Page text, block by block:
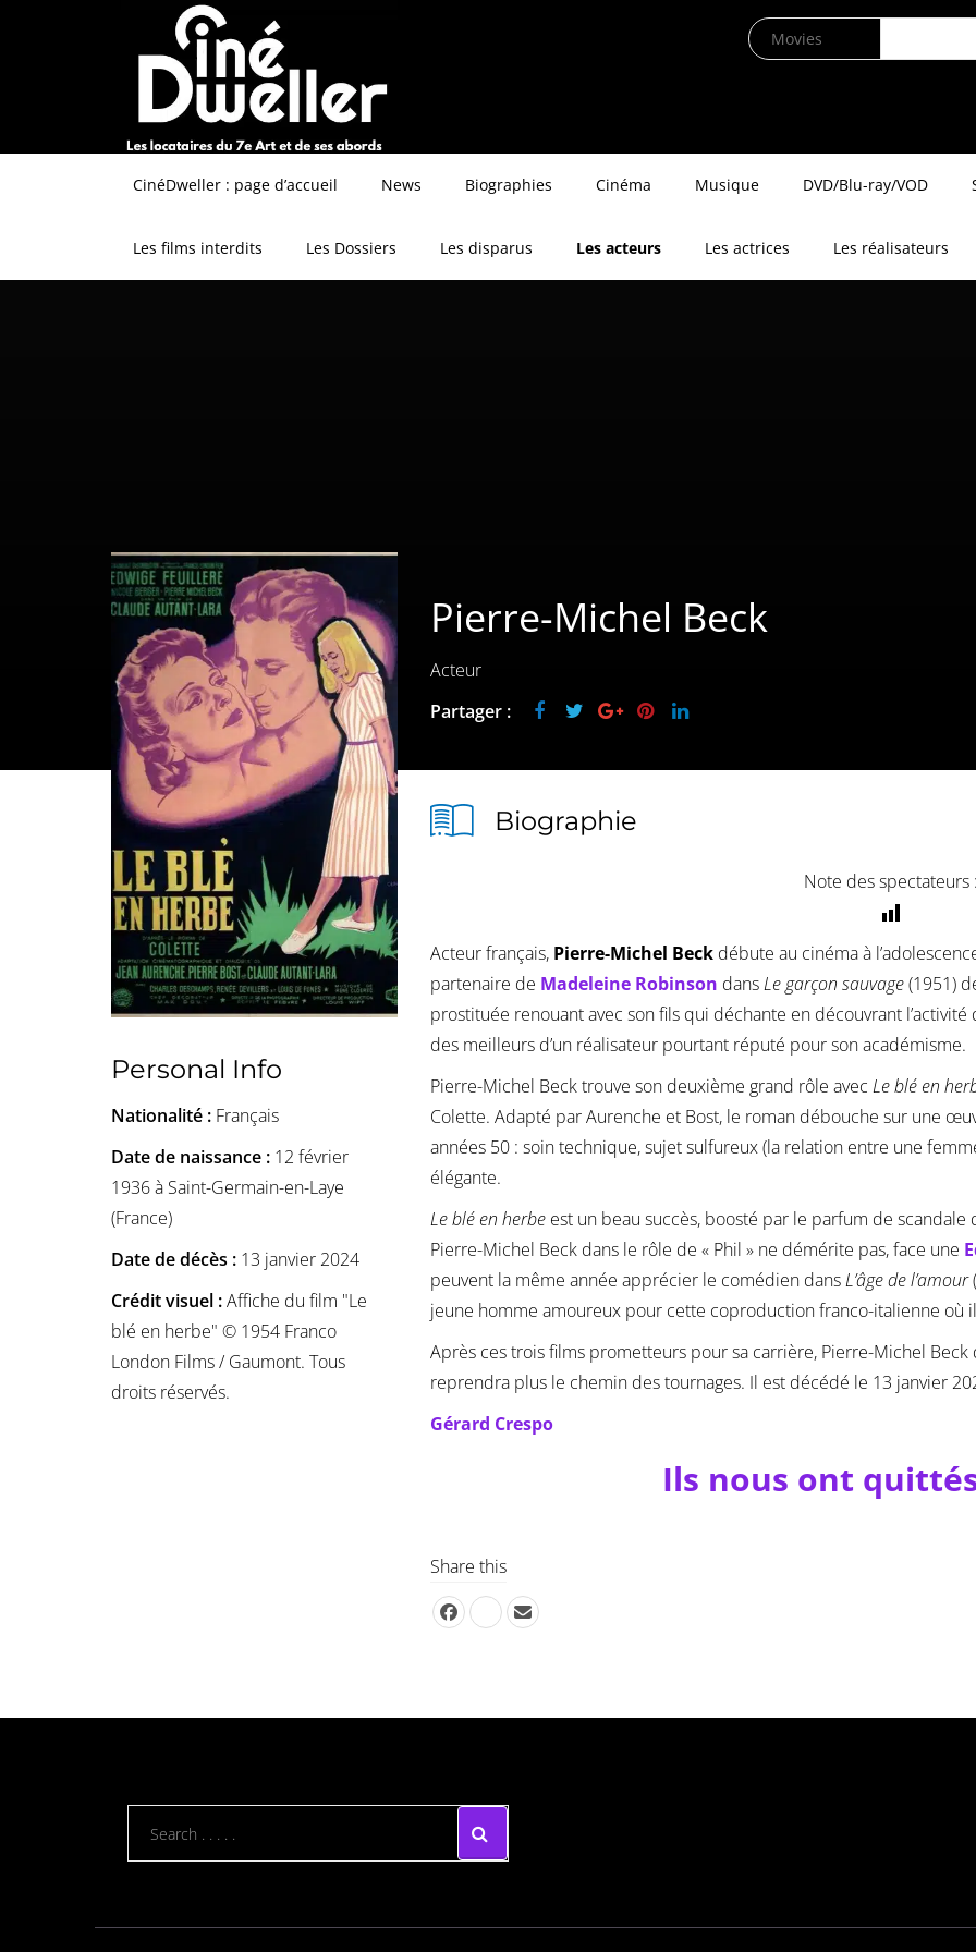
CinéDweller : page d’accueil News Biographies Cinéma Musique DVD/Blu-ray/VOD
Les films interdits Les Dossiers Les disparus Les acteurs Les actrices Les réalisateurs
Pierre-Michel Beck
Acteur
Partager :
Personal Info
Nationalité : Français
Date de naissance : 12 février
1936 à Saint-Germain-en-Laye
(France)
Date de décès : 13 janvier 2024
Crédit visuel :Affiche du film "Le
blé en herbe" © 1954 Franco
London Films / Gaumont. Tous
droits réservés.
Biographie
Note des spectateurs :
Acteur français, Pierre-Michel Beck débute au cinéma à
partenaire de Madeleine Robinson dansLe garçon sauvage(1951)
prostituée renouant avec son fils qui déchante en découvrant
des meilleurs d’un réalisateur pourtant réputé pour son académisme.
Pierre-Michel Beck trouve son deuxième grand rôle avec Le blé en
Colette. Adapté par Aurenche et Bost, le roman débouche sur une
années 50 : soin technique, sujet sulfureux (la relation entre une
élégante.
Le blé en herbe est un beau succès, boosté par le parfum de
Pierre-Michel Beck dans le rôle de « Phil » ne démérite pas, face une
peuvent la même année apprécier le comédien dansL’âge de l’amour
jeune homme amoureux pour cette coproduction franco-italienne où il
Après ces trois films prometteurs pour sa carrière, Pierre-Michel
reprendra plus le chemin des tournages. Il est décédé le 13 janvier
Gérard Crespo
Ils nous ont
Share this